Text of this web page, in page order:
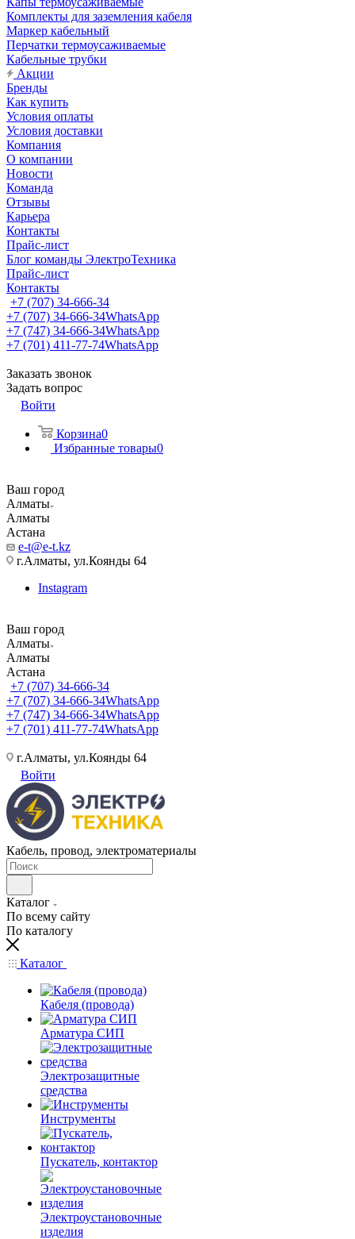
Комплекты для заземления кабеля
Маркер кабельный
Перчатки термоусаживаемые
Кабельные трубки
Акции
Бренды
Как купить
Условия оплаты
Условия доставки
Компания
О компании
Новости
Команда
Отзывы
Карьера
Контакты
Прайс-лист
Блог команды ЭлектроТехника
Прайс-лист
Контакты
+7 (707) 34-666-34
+7 (707) 34-666-34WhatsApp
+7 (747) 34-666-34WhatsApp
+7 (701) 411-77-74WhatsApp
Заказать звонок
Задать вопрос
Войти
Корзина0
Избранные товары0
Ваш город
Алматы
Алматы
Астана
e-t@e-t.kz
г.Алматы, ул.Коянды 64
Instagram
Ваш город
Алматы
Алматы
Астана
+7 (707) 34-666-34
+7 (707) 34-666-34WhatsApp
+7 (747) 34-666-34WhatsApp
+7 (701) 411-77-74WhatsApp
г.Алматы, ул.Коянды 64
Войти
Кабель, провод, электроматериалы
Каталог
По всему сайту
По каталогу
Каталог
Кабеля (провода)
Арматура СИП
Электрозащитные
средства
Инструменты
Пускатель, контактор
Электроустановочные
изделия